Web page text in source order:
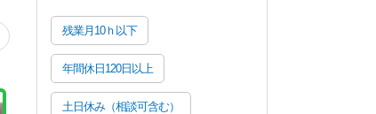
残業月10ｈ以下
年間休日120日以上
土日休み（相談可含む）